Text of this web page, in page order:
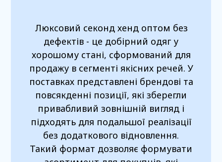
Люксовий секонд хенд оптом без
дефектів - це добірний одяг у
хорошому стані, сформований для
продажу в сегменті якісних речей. У
поставках представлені брендові та
повсякденні позиції, які зберегли
привабливий зовнішній вигляд і
підходять для подальшої реалізації
без додаткового відновлення.
Такий формат дозволяє формувати